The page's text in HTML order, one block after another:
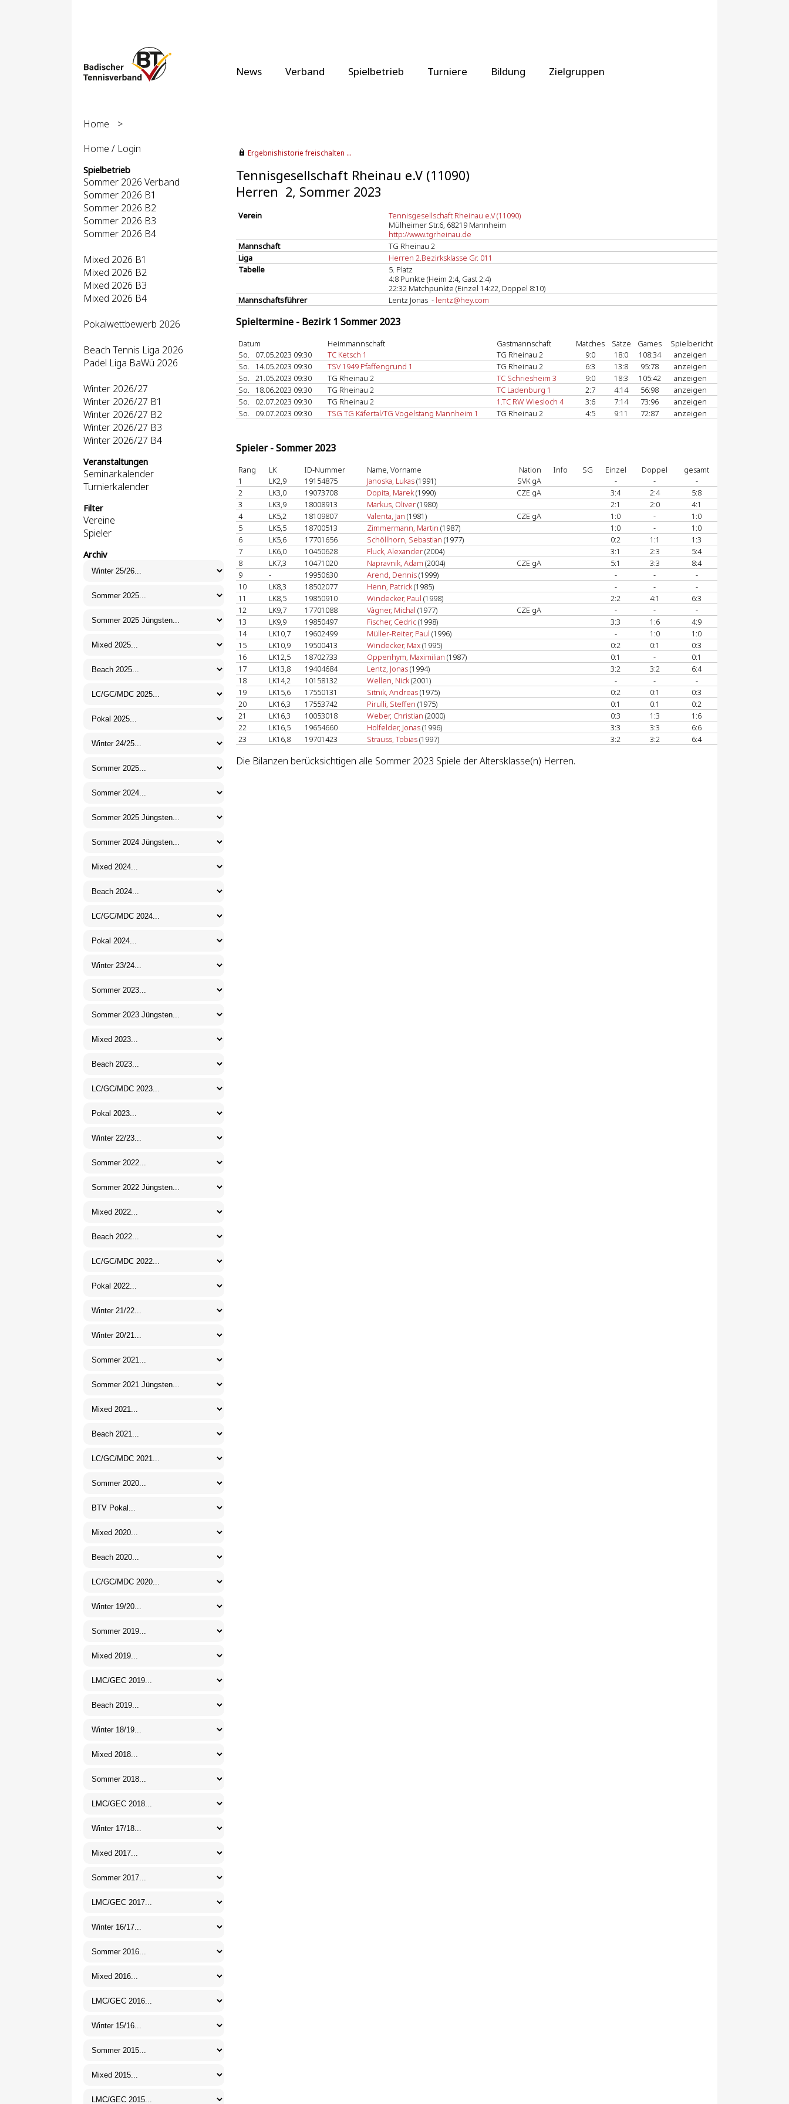
News Verband Spielbetrieb Turniere Bildung Zielgruppen
Home
>
Home / Login
Spielbetrieb
Sommer 2026 Verband
Sommer 2026 B1
Sommer 2026 B2
Sommer 2026 B3
Sommer 2026 B4
Mixed 2026 B1
Mixed 2026 B2
Mixed 2026 B3
Mixed 2026 B4
Pokalwettbewerb 2026
Beach Tennis Liga 2026
Padel Liga BaWü 2026
Winter 2026/27
Winter 2026/27 B1
Winter 2026/27 B2
Winter 2026/27 B3
Winter 2026/27 B4
Veranstaltungen
Seminarkalender
Turnierkalender
Filter
Vereine
Spieler
Archiv
Ergebnishistorie freischalten ...
Tennisgesellschaft Rheinau e.V (11090)
Herren 2, Sommer 2023
Verein
Tennisgesellschaft Rheinau e.V (11090)
Mülheimer Str.6, 68219 Mannheim
http://www.tgrheinau.de
Mannschaft
TG Rheinau 2
Liga
Herren 2.Bezirksklasse Gr. 011
Tabelle
5. Platz
4:8 Punkte (Heim 2:4, Gast 2:4)
22:32 Matchpunkte (Einzel 14:22, Doppel 8:10)
Mannschaftsführer
Lentz Jonas - lentz@hey.com
Spieltermine - Bezirk 1 Sommer 2023
Datum Heimmannschaft Gastmannschaft Matches Sätze Games
Spielbericht
So.
07.05.2023 09:30 TC Ketsch 1 TG Rheinau 2 9:0 18:0 108:34
anzeigen
So.
14.05.2023 09:30 TSV 1949 Pfaffengrund 1 TG Rheinau 2 6:3 13:8 95:78
anzeigen
So.
21.05.2023 09:30 TG Rheinau 2 TC Schriesheim 3 9:0 18:3 105:42
anzeigen
So.
18.06.2023 09:30 TG Rheinau 2 TC Ladenburg 1 2:7 4:14 56:98
anzeigen
So.
02.07.2023 09:30 TG Rheinau 2 1.TC RW Wiesloch 4 3:6 7:14 73:96
anzeigen
So.
09.07.2023 09:30 TSG TG Käfertal/TG Vogelstang Mannheim 1 TG Rheinau 2 4:5 9:11 72:87 anzeigen
Spieler - Sommer 2023
Rang LK ID-Nummer Name, Vorname Nation Info SG Einzel Doppel
gesamt
1
LK2,9 19154875 Janoska, Lukas(1991) SVK gA - -
-
2
LK3,0 19073708 Dopita, Marek(1990) CZE gA 3:4 2:4
5:8
3
LK3,9 18008913 Markus, Oliver(1980) 2:1 2:0
4:1
4
LK5,2 18109807 Valenta, Jan (1981) CZE gA 1:0 -
1:0
5
LK5,5 18700513 Zimmermann, Martin (1987) 1:0 -
1:0
6
LK5,6 17701656 Schöllhorn, Sebastian (1977) 0:2 1:1
1:3
7
LK6,0 10450628 Fluck, Alexander(2004) 3:1 2:3
5:4
8
LK7,3 10471020 Napravnik, Adam (2004) CZE gA 5:1 3:3
8:4
9
- 19950630 Arend, Dennis(1999) - -
-
10
LK8,3 18502077 Henn, Patrick(1985) - -
-
11
LK8,5 19850910 Windecker, Paul (1998) 2:2 4:1
6:3
12
LK9,7 17701088 Vàgner, Michal (1977) CZE gA - -
-
13
LK9,9 19850497 Fischer, Cedric(1998) 3:3 1:6
4:9
14
LK10,7 19602499 Müller-Reiter, Paul (1996) - 1:0
1:0
15
LK10,9 19500413 Windecker, Max(1995) 0:2 0:1
0:3
16
LK12,5 18702733 Oppenhym, Maximilian (1987) 0:1 -
0:1
17
LK13,8 19404684 Lentz, Jonas(1994) 3:2 3:2
6:4
18
LK14,2 10158132 Wellen, Nick(2001) - -
-
19
LK15,6 17550131 Sitnik, Andreas(1975) 0:2 0:1
0:3
20
LK16,3 17553742 Pirulli, Steffen (1975) 0:1 0:1
0:2
21
LK16,3 10053018 Weber, Christian (2000) 0:3 1:3
1:6
22
LK16,5 19654660 Holfelder, Jonas(1996) 3:3 3:3
6:6
23
LK16,8 19701423 Strauss, Tobias(1997) 3:2 3:2 6:4
Die Bilanzen berücksichtigen alle Sommer 2023 Spiele der Altersklasse(n) Herren.